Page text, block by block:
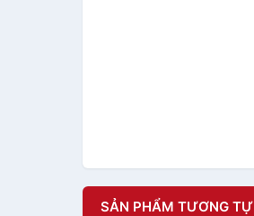
SẢN PHẨM TƯƠNG TỰ